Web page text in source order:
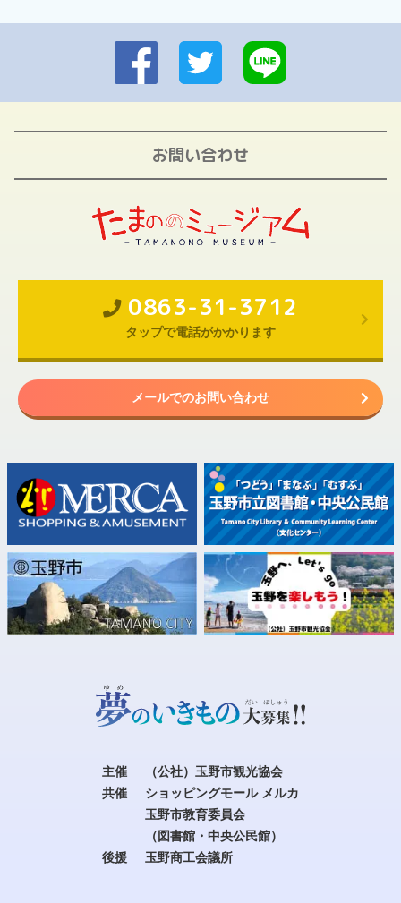
お問い合わせ
0863-31-3712
タップで電話がかかります
メールでのお問い合わせ
主催
（公社）玉野市観光協会
共催
ショッピングモール メルカ
玉野市教育委員会
（図書館・中央公民館）
後援
玉野商工会議所